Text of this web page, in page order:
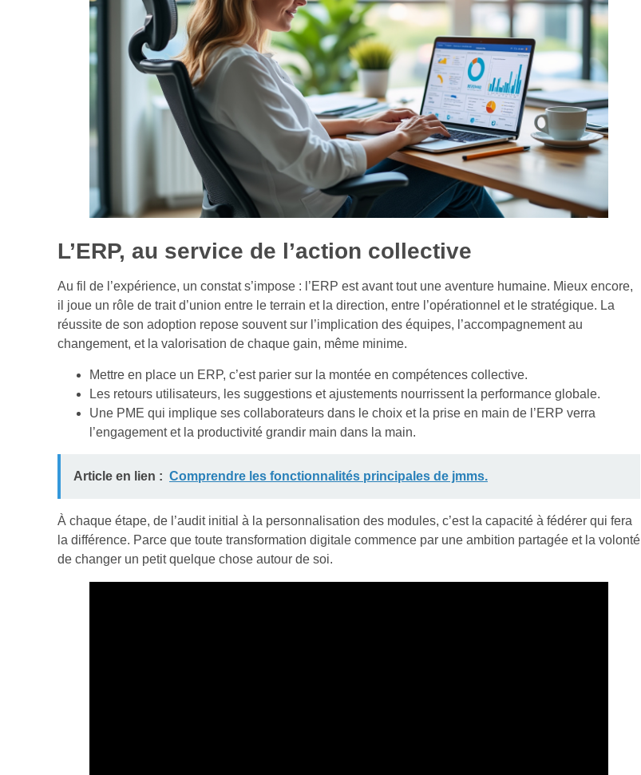
L’ERP, au service de l’action collective
Au fil de l’expérience, un constat s’impose : l’ERP est avant tout une aventure humaine. Mieux encore,
il joue un rôle de trait d’union entre le terrain et la direction, entre l’opérationnel et le stratégique. La
réussite de son adoption repose souvent sur l’implication des équipes, l’accompagnement au
changement, et la valorisation de chaque gain, même minime.
Mettre en place un ERP, c’est parier sur la montée en compétences collective.
Les retours utilisateurs, les suggestions et ajustements nourrissent la performance globale.
Une PME qui implique ses collaborateurs dans le choix et la prise en main de l’ERP verra
l’engagement et la productivité grandir main dans la main.
Article en lien : Comprendre les fonctionnalités principales de jmms.
À chaque étape, de l’audit initial à la personnalisation des modules, c’est la capacité à fédérer qui fera
la différence. Parce que toute transformation digitale commence par une ambition partagée et la volonté
de changer un petit quelque chose autour de soi.